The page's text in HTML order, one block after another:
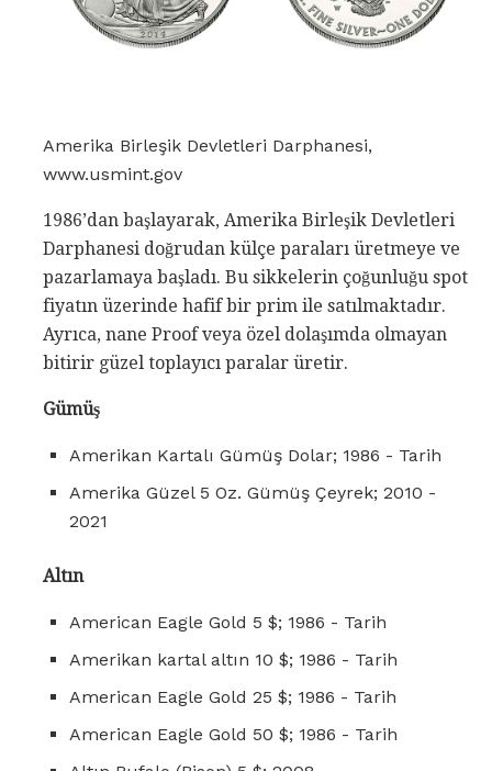
Amerika Birleşik Devletleri Darphanesi,
www.usmint.gov
1986’dan başlayarak, Amerika Birleşik Devletleri
Darphanesi doğrudan külçe paraları üretmeye ve
pazarlamaya başladı. Bu sikkelerin çoğunluğu spot
fiyatın üzerinde hafif bir prim ile satılmaktadır.
Ayrıca, nane Proof veya özel dolaşımda olmayan
bitirir güzel toplayıcı paralar üretir.
Gümüş
Amerikan Kartalı Gümüş Dolar; 1986 - Tarih
Amerika Güzel 5 Oz. Gümüş Çeyrek; 2010 -
2021
Altın
American Eagle Gold 5 $; 1986 - Tarih
Amerikan kartal altın 10 $; 1986 - Tarih
American Eagle Gold 25 $; 1986 - Tarih
American Eagle Gold 50 $; 1986 - Tarih